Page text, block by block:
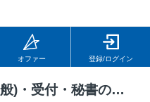
オファー 登録/ログイン
東京都千代田区の事務(一般)・受付・秘書の求人